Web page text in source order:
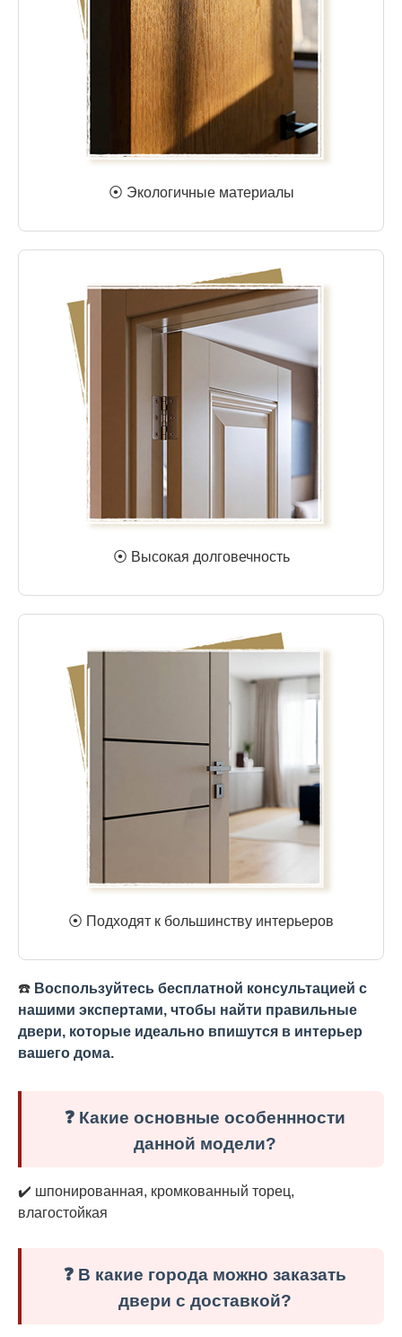
⦿ Экологичные материалы
⦿ Высокая долговечность
⦿ Подходят к большинству интерьеров
☎️ Воспользуйтесь бесплатной консультацией с
нашими экспертами, чтобы найти правильные
двери, которые идеально впишутся в интерьер
вашего дома.
❓ Какие основные особеннности
данной модели?
✔️ шпонированная, кромкованный торец,
влагостойкая
❓ В какие города можно заказать
двери с доставкой?